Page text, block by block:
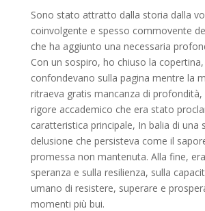
Sono stato attratto dalla storia dalla
coinvolgente e spesso commovente
che ha aggiunto una necessaria
Con un sospiro, ho chiuso la
confondevano sulla pagina mentre la
ritraeva gratis mancanza di profondità,
rigore accademico che era stato
caratteristica principale, In balia di una
delusione che persisteva come il
promessa non mantenuta. Alla fine,
speranza e sulla resilienza, sulla
umano di resistere, superare e
momenti più bui.